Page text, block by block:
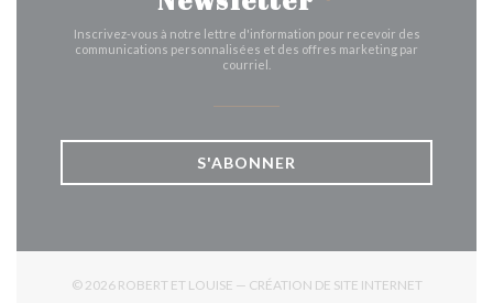
Inscrivez-vous à notre lettre d'information pour recevoir des
communications personnalisées et des offres marketing par
courriel.
S'ABONNER
© 2026 ROBERT ET LOUISE — CRÉATION DE SITE INTERNET